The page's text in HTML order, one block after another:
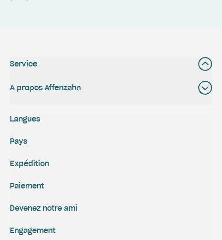
Service
A propos Affenzahn
Expédition
Paiement
Engagement
Devenez notre ami
Langues
Pays